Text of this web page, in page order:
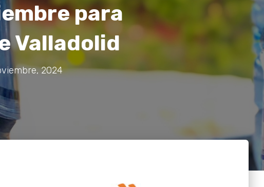
para
Valladolid
2024